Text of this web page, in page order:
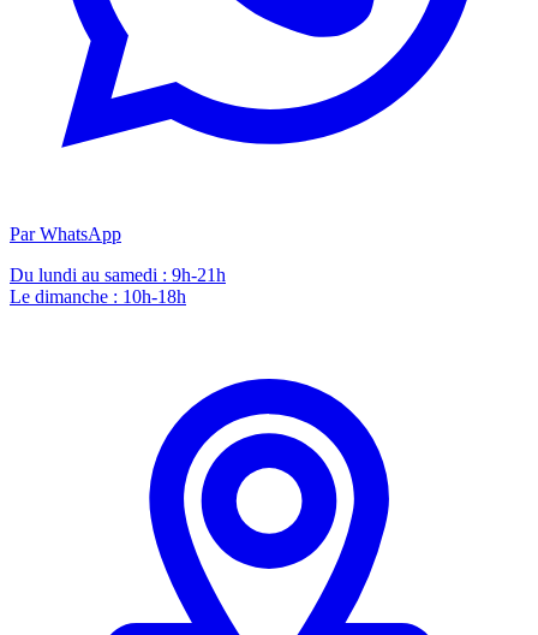
Par WhatsApp
Du lundi au samedi : 9h-21h
Le dimanche : 10h-18h